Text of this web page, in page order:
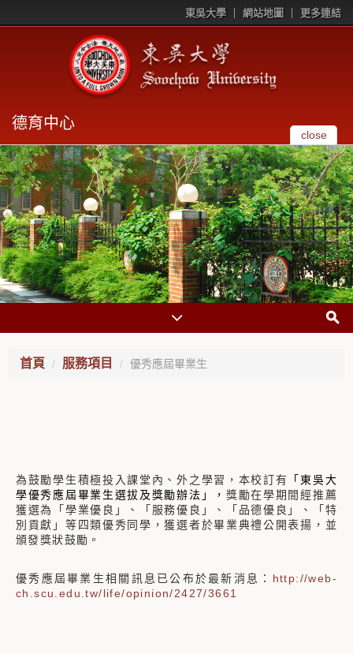
東吳大學 網站地圖 更多連結
德育中心
close
首頁 服務項目 優秀應屆畢業生
為鼓勵學生積極投入課堂內、外之學習，本校訂有 「 東吳大
學優秀應屆畢業生選拔及獎勵辦法 」， 獎勵在學期間經推薦
獲選為「學業優良」、「服務優良」、「品德優良」、「特
別貢獻」等四類優秀同學，獲選者於畢業典禮公開表揚，並
頒發獎狀鼓勵。
優秀應屆畢業生相關訊息已公布於最新消息： http://web-
ch.scu.edu.tw/life/opinion/2427/3661